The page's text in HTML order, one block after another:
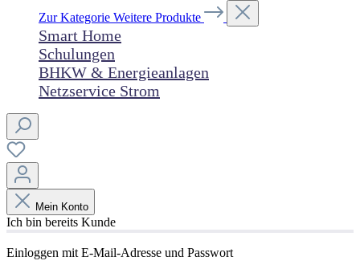
Zur Kategorie Weitere Produkte
Smart Home
Schulungen
BHKW & Energieanlagen
Netzservice Strom
Mein Konto
Ich bin bereits Kunde
Einloggen mit E-Mail-Adresse und Passwort